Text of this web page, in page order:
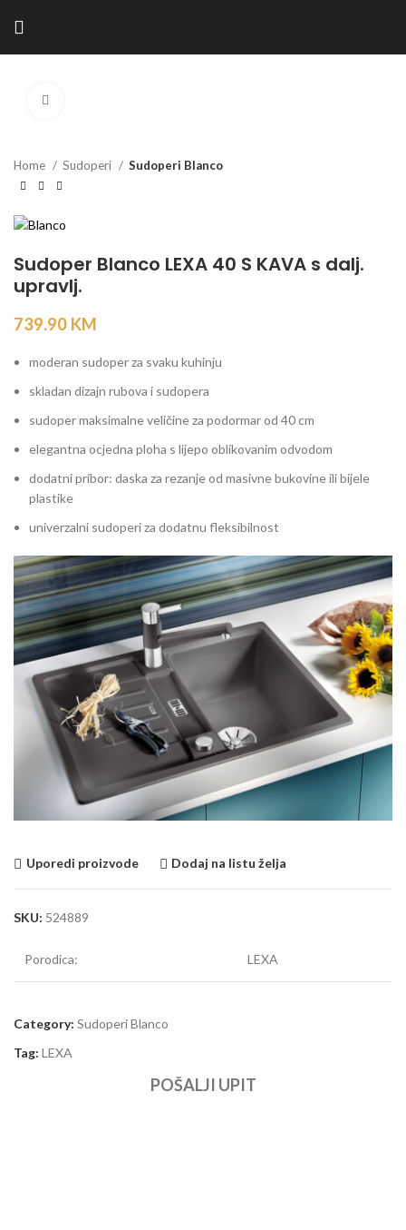
Home Sudoperi Sudoperi Blanco
Sudoper Blanco LEXA 40 S KAVA s dalj.
upravlj.
739.90 KM
moderan sudoper za svaku kuhinju
skladan dizajn rubova i sudopera
sudoper maksimalne veličine za podormar od 40 cm
elegantna ocjedna ploha s lijepo oblikovanim odvodom
dodatni pribor: daska za rezanje od masivne bukovine ili bijele
plastike
univerzalni sudoperi za dodatnu fleksibilnost
Uporedi proizvode Dodaj na listu želja
SKU: 524889
Porodica: LEXA
Category: Sudoperi Blanco
Tag: LEXA
POŠALJI UPIT